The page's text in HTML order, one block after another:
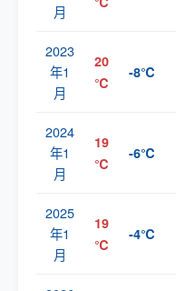
月
2023
年1
月
20
℃
-8℃
2024
年1
月
19
℃
-6℃
2025
年1
月
19
℃
-4℃